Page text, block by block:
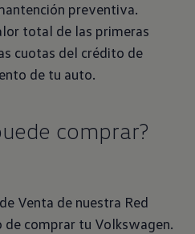
preventiva.
total de las primeras
cuotas del crédito de
de tu auto.
comprar?
Venta de nuestra Red
comprar tu Volkswagen.